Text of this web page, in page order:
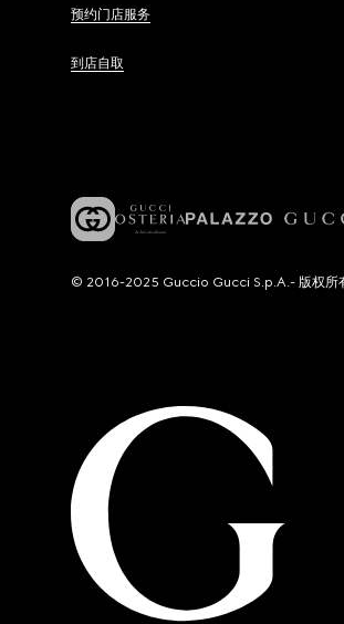
预约门店服务
到店自取
© 2016-2025 Guccio Gucci S.p.A.- 版权